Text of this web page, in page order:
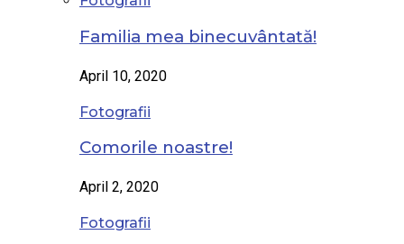
Familia mea binecuvântată!
April 10, 2020
Fotografii
Comorile noastre!
April 2, 2020
Fotografii